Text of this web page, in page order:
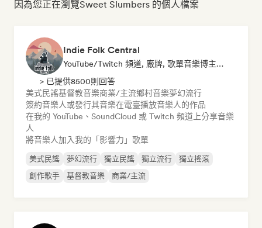
因為您正在瀏覽Sweet Slumbers 的個人檔案
Indie Folk Central
YouTube/Twitch 頻道, 廠牌, 歌單音樂博主, 廣播電臺
> 已提供8500則回答
美式民謠基督教音樂商業/主流鄉村音樂夢幻流行
簽約音樂人或發行其音樂在電臺播放音樂人的作品
在我的 YouTube、SoundCloud 或 Twitch 頻道上分享音樂
人
將音樂人加入我的「影響力」歌單
美式民謠 夢幻流行 獨立民謠 獨立流行
獨立搖滾
創作歌手
基督教音樂 商業/主流